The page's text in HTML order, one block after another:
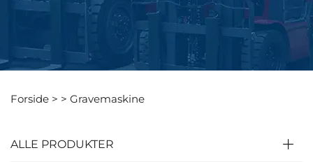
Forside > > Gravemaskine
ALLE PRODUKTER